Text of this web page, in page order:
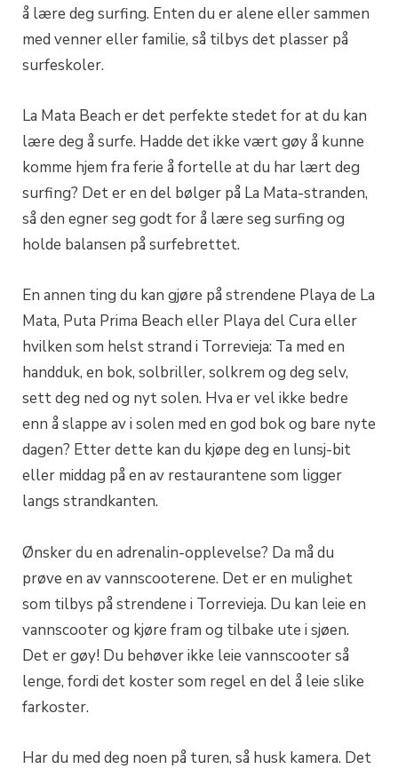
å lære deg surfing. Enten du er alene eller sammen
med venner eller familie, så tilbys det plasser på
surfeskoler.
La Mata Beach er det perfekte stedet for at du kan
lære deg å surfe. Hadde det ikke vært gøy å kunne
komme hjem fra ferie å fortelle at du har lært deg
surfing? Det er en del bølger på La Mata-stranden,
så den egner seg godt for å lære seg surfing og
holde balansen på surfebrettet.
En annen ting du kan gjøre på strendene Playa de La
Mata, Puta Prima Beach eller Playa del Cura eller
hvilken som helst strand i Torrevieja: Ta med en
handduk, en bok, solbriller, solkrem og deg selv,
sett deg ned og nyt solen. Hva er vel ikke bedre
enn å slappe av i solen med en god bok og bare nyte
dagen? Etter dette kan du kjøpe deg en lunsj-bit
eller middag på en av restaurantene som ligger
langs strandkanten.
Ønsker du en adrenalin-opplevelse? Da må du
prøve en av vannscooterene. Det er en mulighet
som tilbys på strendene i Torrevieja. Du kan leie en
vannscooter og kjøre fram og tilbake ute i sjøen.
Det er gøy! Du behøver ikke leie vannscooter så
lenge, fordi det koster som regel en del å leie slike
farkoster.
Har du med deg noen på turen, så husk kamera. Det